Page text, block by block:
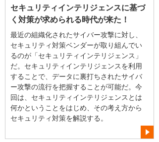
セキュリティインテリジェンスに基づ
く対策が求められる時代が来た！
最近の組織化されたサイバー攻撃に対し、
セキュリティ対策ベンダーが取り組んでい
るのが「セキュリティインテリジェンス」
だ。セキュリティインテリジェンスを利用
することで、データに裏打ちされたサイバ
ー攻撃の流行を把握することが可能だ。今
回は、セキュリティインテリジェンスとは
何かということをはじめ、その考え方から
セキュリティ対策を解説する。